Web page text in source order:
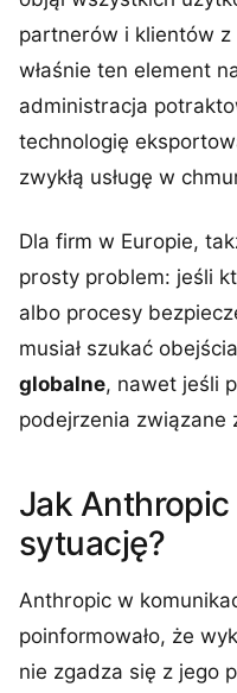
partnerów i klientów
właśnie ten element
administracja
technologię
zwykłą usługę w
Dla firm w Europie,
prosty problem: jeśli
albo procesy
musiał szukać
globalne, nawet jeśli
podejrzenia związane
Jak
sytuację?
Anthropic w
poinformowało, że
nie zgadza się z jego